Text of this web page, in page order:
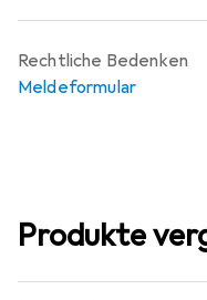
Rechtliche Bedenken
Meldeformular
Produkte